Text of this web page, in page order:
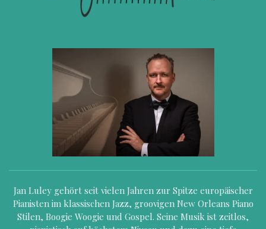
Jan Luley gehört seit vielen Jahren zur Spitze europäischer
Pianisten im klassischen Jazz, groovigen New Orleans Piano
Stilen, Boogie Woogie und Gospel. Seine Musik ist zeitlos,